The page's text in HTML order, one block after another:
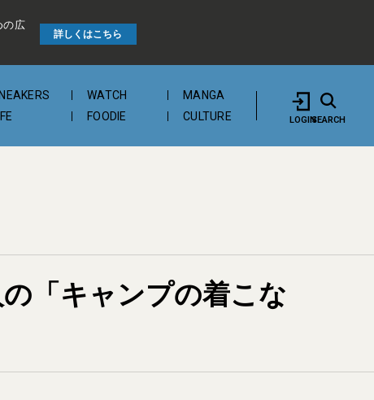
の広
詳しくはこちら
WATCH
MANGA
FOODIE CULTURE LOGINSEARCH
「キャンプの着こな